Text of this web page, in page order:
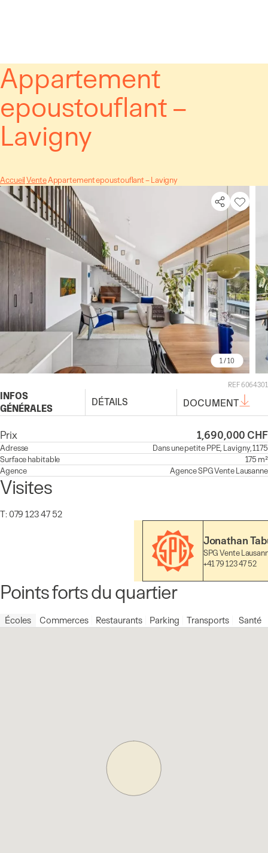
Appartement
epoustouflant –
Lavigny
AccueilVenteAppartement epoustouflant – Lavigny
1 / 10
REF 6064301
INFOS
GÉNÉRALES
DÉTAILS DOCUMENT
Prix 1,690,000 CHF
Adresse
Dans une petite PPE, Lavigny, 1175
Surface habitable
175 m²
Agence
AgenceSPG Vente Lausanne
Visites
T: 079 123 47 52
Jonathan
SPG Vente
+41 79 123 47 52
Points forts du quartier
Écoles Commerces Restaurants Parking Transports Santé